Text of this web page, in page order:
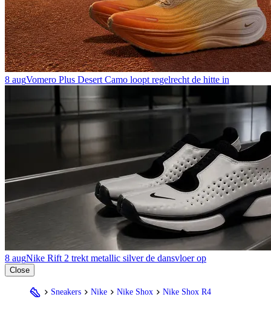
8 augVomero Plus Desert Camo loopt regelrecht de hitte in
8 augNike Rift 2 trekt metallic silver de dansvloer op
Close
Sneakers Nike Nike Shox Nike Shox R4